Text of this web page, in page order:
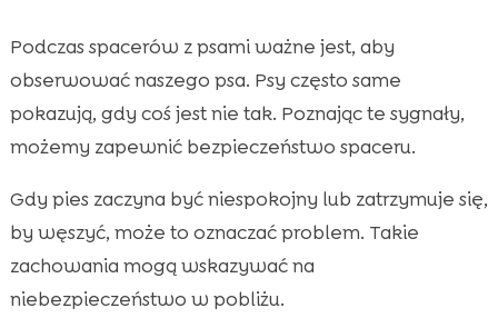
Podczas spacerów z psami ważne jest, aby
obserwować naszego psa. Psy często same
pokazują, gdy coś jest nie tak. Poznając te sygnały,
możemy zapewnić bezpieczeństwo spaceru.
Gdy pies zaczyna być niespokojny lub zatrzymuje się,
by węszyć, może to oznaczać problem. Takie
zachowania mogą wskazywać na
niebezpieczeństwo w pobliżu.